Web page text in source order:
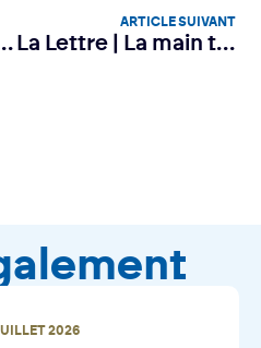
– Mars 2026
ARTICLE SUIVANT
La Lettre | La main tendue de l’Europe méditerranéenne aux entreprises
2026